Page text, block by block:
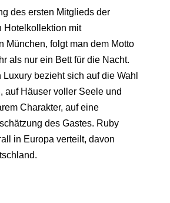
des ersten Mitglieds der
Hotelkollektion mit
München, folgt man dem Motto
als nur ein Bett für die Nacht.
Luxurybezieht sich auf die Wahl
auf Häuser voller Seele und
Charakter, auf eine
des Gastes. Ruby
in Europa verteilt, davon